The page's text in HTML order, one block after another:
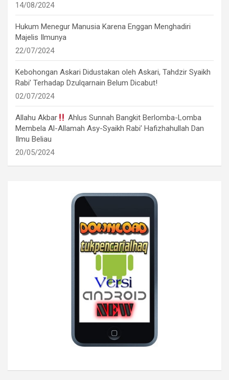
14/08/2024
Hukum Menegur Manusia Karena Enggan Menghadiri
Majelis Ilmunya
22/07/2024
Kebohongan Askari Didustakan oleh Askari, Tahdzir Syaikh
Rabi’ Terhadap Dzulqarnain Belum Dicabut!
02/07/2024
Allahu Akbar
Ahlus Sunnah Bangkit Berlomba-Lomba
Membela Al-Allamah Asy-Syaikh Rabi’ Hafizhahullah Dan
Ilmu Beliau
20/05/2024